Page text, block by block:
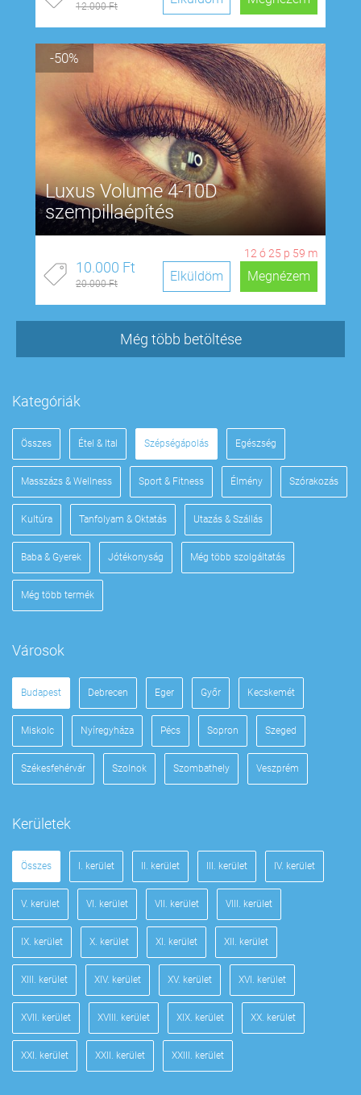
12.000 Ft
-50%
Luxus Volume 4-10D
szempillaépítés
12 ó 25 p 58 m
10.000 Ft
20.000 Ft Megnézem
Elküldöm
Még több betöltése
Kategóriák
Összes Étel & Ital Szépségápolás Egészség
Masszázs & Wellness Sport & Fitness Élmény Szórakozás
Kultúra Tanfolyam & Oktatás Utazás & Szállás
Baba & Gyerek Jótékonyság Még több szolgáltatás
Még több termék
Városok
Budapest Debrecen Eger Győr Kecskemét
Miskolc Nyíregyháza Pécs Sopron Szeged
Székesfehérvár Szolnok Szombathely Veszprém
Kerületek
Összes I. kerület II. kerület III. kerület IV. kerület
V. kerület VI. kerület VII. kerület VIII. kerület
IX. kerület X. kerület XI. kerület XII. kerület
XIII. kerület XIV. kerület XV. kerület XVI. kerület
XVII. kerület XVIII. kerület XIX. kerület XX. kerület
XXI. kerület XXII. kerület XXIII. kerület